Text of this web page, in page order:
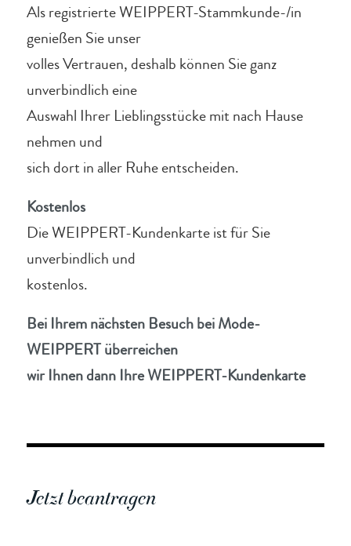
Als registrierte WEIPPERT-Stammkunde-/in
genießen Sie unser
volles Vertrauen, deshalb können Sie ganz
unverbindlich eine
Auswahl Ihrer Lieblingsstücke mit nach Hause
nehmen und
sich dort in aller Ruhe entscheiden.
Kostenlos
Die WEIPPERT-Kundenkarte ist für Sie
unverbindlich und
kostenlos.
Bei Ihrem nächsten Besuch bei Mode-
WEIPPERT überreichen
wir Ihnen dann Ihre WEIPPERT-Kundenkarte
Jetzt beantragen